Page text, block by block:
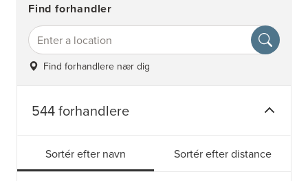
Find forhandler
Find forhandlere nær dig
544 forhandlere
Sortér efter navn Sortér efter distance